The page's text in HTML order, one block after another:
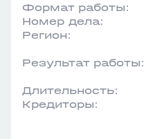
Формат работы:
Номер дела:
Регион:
Результат работы:
Длительность:
Кредиторы: